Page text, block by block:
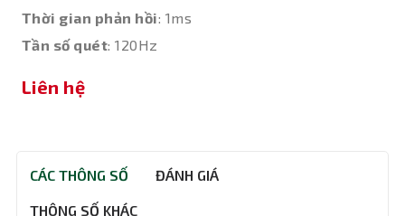
Thời gian phản hồi: 1ms
Tần số quét: 120Hz
Liên hệ
CÁC THÔNG SỐ ĐÁNH GIÁ
THÔNG SỐ KHÁC